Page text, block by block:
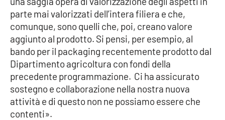
parte mai valorizzati dell’intera filiera e che,
comunque, sono quelli che, poi, creano valore
aggiunto al prodotto. Si pensi, per esempio, al
bando per il packaging recentemente prodotto dal
Dipartimento agricoltura con fondi della
precedente programmazione. Ci ha assicurato
sostegno e collaborazione nella nostra nuova
attività e di questo non ne possiamo essere che
contenti».